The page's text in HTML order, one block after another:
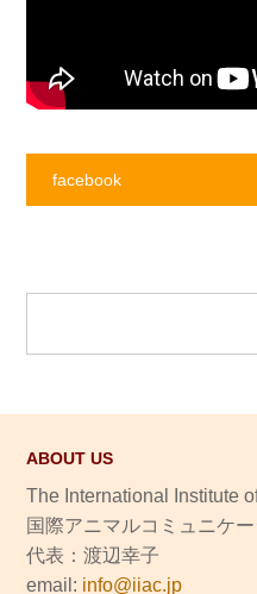
facebook
ABOUT US
The International Institute
国際アニマルコミュニケ
代表：渡辺幸子
email: info@iiac.jp